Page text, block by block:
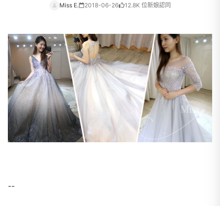
Miss E. 2018-06-26 12.8K 位新娘認同
--